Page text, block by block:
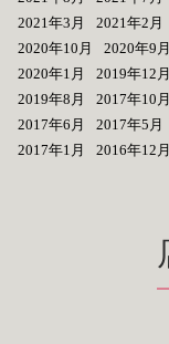
2021年3月
2021年2月
2020年10月
2020年9月
2020年1月
2019年12月
2019年8月
2017年10月
2017年6月
2017年5月
2017年1月
2016年12月